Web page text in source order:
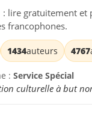
lire gratuitement et
francophones.
1434auteurs 4767
: Service Spécial
culturelle à but